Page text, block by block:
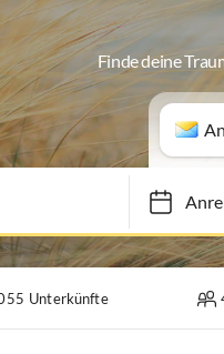
Finde deine
Unterkünfte